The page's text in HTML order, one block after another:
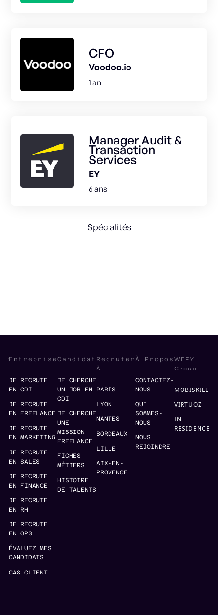
CFO
Voodoo.io
1 an
Manager Audit &
Transaction
Services
EY
6 ans
Spécialités
Entreprise
JE RECRUTE
EN CDI
JE RECRUTE
EN FREELANCE
JE RECRUTE
EN MARKETING
JE RECRUTE
EN SALES
JE RECRUTE
EN FINANCE
JE RECRUTE
EN RH
JE RECRUTE
EN OPS
ÉVALUEZ MES
CANDIDATS
CAS CLIENT
Candidat
JE CHERCHE
UN JOB EN
CDI
JE CHERCHE
UNE
MISSION
FREELANCE
FICHES
MÉTIERS
HISTOIRE
DE TALENTS
Recruter
À
PARIS
LYON
NANTES
BORDEAUX
LILLE
AIX-EN-
PROVENCE
À Propos
CONTACTEZ-
NOUS
QUI
SOMMES-
NOUS
NOUS
REJOINDRE
WEFY
Group
MOBISKILL
VIRTUOZ
IN
RESIDENCE